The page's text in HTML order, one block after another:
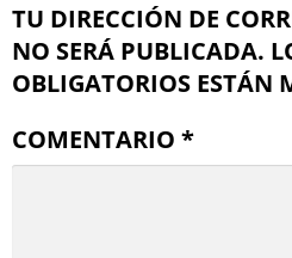
TU DIRECCIÓN DE
NO SERÁ PUBLICADA.
OBLIGATORIOS ESTÁN
COMENTARIO *